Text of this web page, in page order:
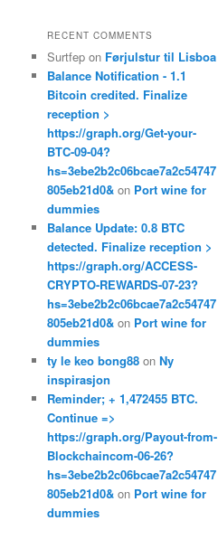
RECENT COMMENTS
Surtfep on Førjulstur til Lisboa
Balance Notification - 1.1
Bitcoin credited. Finalize
reception >
https://graph.org/Get-your-
BTC-09-04?
hs=3ebe2b2c06bcae7a2c54747
805eb21d0& on Port wine for
dummies
Balance Update: 0.8 BTC
detected. Finalize reception >
https://graph.org/ACCESS-
CRYPTO-REWARDS-07-23?
hs=3ebe2b2c06bcae7a2c54747
805eb21d0& on Port wine for
dummies
ty le keo bong88 on Ny
inspirasjon
Reminder; + 1,472455 BTC.
Continue =>
https://graph.org/Payout-from-
Blockchaincom-06-26?
hs=3ebe2b2c06bcae7a2c54747
805eb21d0& on Port wine for
dummies